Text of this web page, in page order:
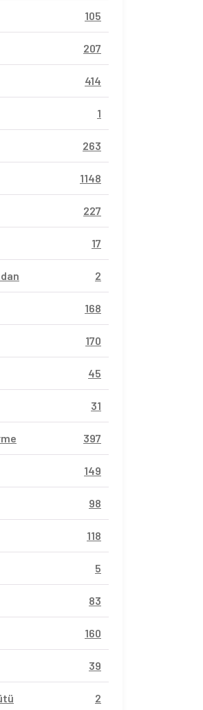
105
207
414
1
263
1148
227
17
2
168
170
45
31
397
149
98
118
5
83
160
39
2